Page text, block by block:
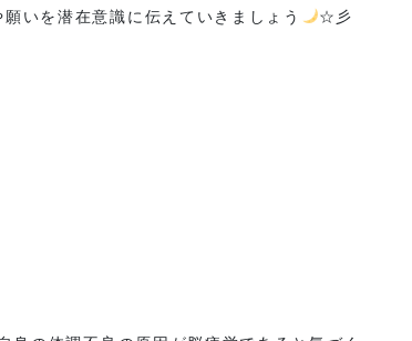
いを潜在意識に伝えていきましょう
☆彡